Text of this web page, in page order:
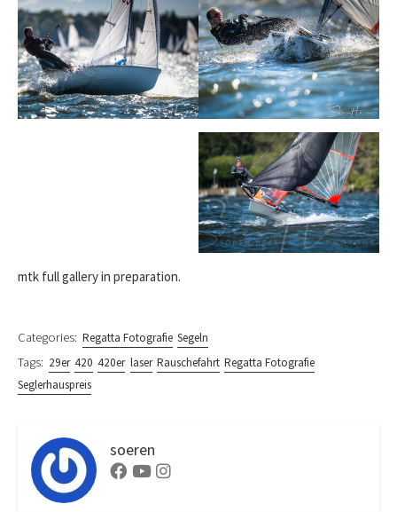
mtk full gallery in preparation.
Categories: Regatta Fotografie Segeln
Tags: 29er 420 420er laser Rauschefahrt Regatta Fotografie
Seglerhauspreis
soeren
Facebook
YoutubeInstagram